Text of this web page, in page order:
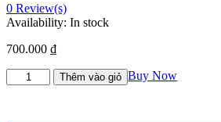
0 Review(s)
Availability: In stock
700.000 ₫
Trigger
Pisel
Thêm vào giỏ Buy Now